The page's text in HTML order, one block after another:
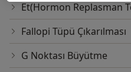
Et(Hormon Replasman
Fallopi Tüpü Çıkarılması
G Noktası Büyütme